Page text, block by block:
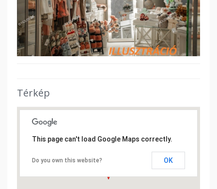
Térkép
This page can't load Google Maps correctly.
Do you own this website? OK